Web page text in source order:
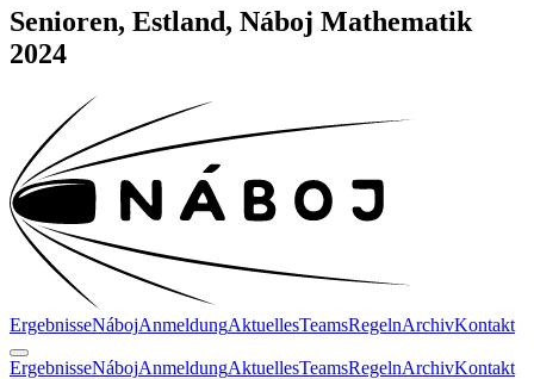
Senioren, Estland, Náboj Mathematik
2024
ErgebnisseNábojAnmeldungAktuellesTeamsRegelnArchivKontakt
ErgebnisseNábojAnmeldungAktuellesTeamsRegelnArchivKontakt